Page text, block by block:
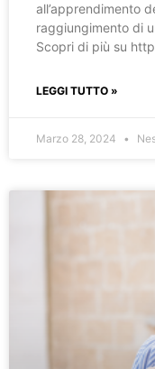
all’apprendimento
raggiungimento di
Scopri di più su
LEGGI TUTTO »
Marzo 28, 2024